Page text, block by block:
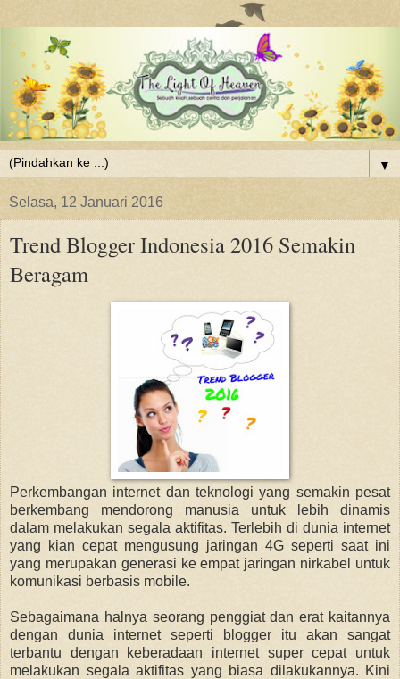
▼
Selasa, 12 Januari 2016
Trend Blogger Indonesia 2016 Semakin
Beragam
Perkembangan internet dan teknologi yang semakin pesat
berkembang mendorong manusia untuk lebih dinamis
dalam melakukan segala aktifitas. Terlebih di dunia internet
yang kian cepat mengusung jaringan 4G seperti saat ini
yang merupakan generasi ke empat jaringan nirkabel untuk
komunikasi berbasis mobile.
Sebagaimana halnya seorang penggiat dan erat kaitannya
dengan dunia internet seperti blogger itu akan sangat
terbantu dengan keberadaan internet super cepat untuk
melakukan segala aktifitas yang biasa dilakukannya. Kini